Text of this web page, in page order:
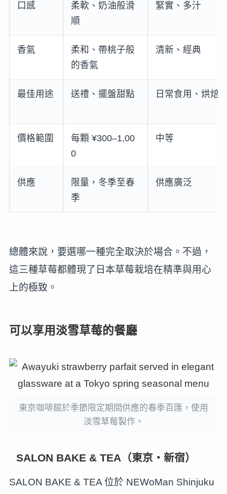
口感
柔軟、奶油般滑
順
緊實、多汁
香氣
柔和、帶桃子般
的香氣
清新、經典
最佳用途 送禮、擺盤甜點 日常食用、烘焙
價格範圍
每顆 ¥300–1,00
0
中等
供應
限量，冬季至春
季
供應廣泛
總體來說，要選哪一種完全取決於場合。不過，
這三種草莓都體現了日本草莓栽培在精準與用心
上的極致。
可以享用淡雪草莓的餐廳
東京咖啡館於季節限定期間供應的春季百匯，使用
淡雪草莓製作。
SALON BAKE & TEA（東京・新宿）
SALON BAKE & TEA 位於 NEWoMan Shinjuku